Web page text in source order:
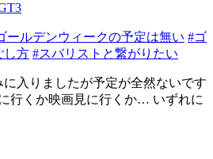
ールデンウィークの予定は無い #ゴ
し方 #スバリストと繋がりたい
入りましたが予定が全然ないです
行くか映画見に行くか… いずれに